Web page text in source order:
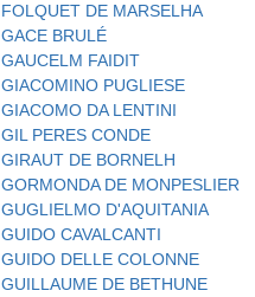
FOLQUET DE MARSELHA
GACE BRULÉ
GAUCELM FAIDIT
GIACOMINO PUGLIESE
GIACOMO DA LENTINI
GIL PERES CONDE
GIRAUT DE BORNELH
GORMONDA DE MONPESLIER
GUGLIELMO D'AQUITANIA
GUIDO CAVALCANTI
GUIDO DELLE COLONNE
GUILLAUME DE BETHUNE